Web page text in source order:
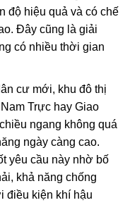
độ hiệu quả và có chế
Đây cũng là giải
có nhiều thời gian
cư mới, khu đô thị
Trực hay Giao
ngang không quá
ngày càng cao.
yêu cầu này nhờ bố
khả năng chống
điều kiện khí hậu